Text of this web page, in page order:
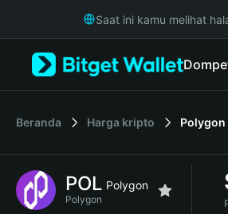
Русский
Italiano
简体中文
繁體中文
Saat ini kamu melihat
Beranda Harga kripto Polygon
POL Polygon
Polygon